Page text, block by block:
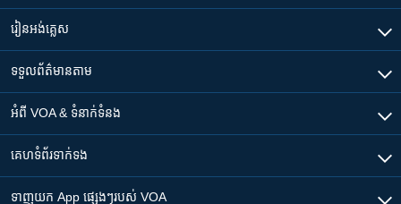
រៀន​​អង់គ្លេស
ទទួល​ព័ត៌មាន​តាម
អំពី​ VOA & ទំនាក់ទំនង
គេហទំព័រ​​ទាក់ទង
ទាញយក​ App ផ្សេងៗ​របស់​ VOA